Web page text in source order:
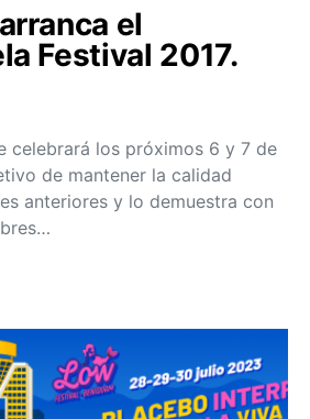
el
Festival 2017.
celebrará los próximos 6 y 7 de
de mantener la calidad
anteriores y lo demuestra con